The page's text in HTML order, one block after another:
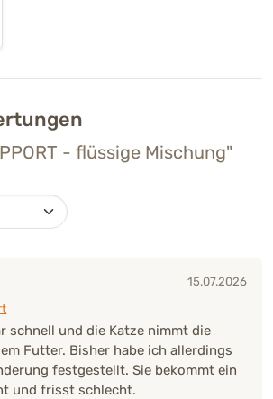
- flüssige Mischung"
15.07.2026
schnell und die Katze nimmt die
Futter. Bisher habe ich allerdings
festgestellt. Sie bekommt ein
und frisst schlecht.